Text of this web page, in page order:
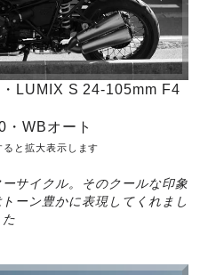
LUMIX S 24-105mm F4
WBオート
と拡大表示します
サイクル。そのクールな印象
ーン豊かに表現してくれまし
た